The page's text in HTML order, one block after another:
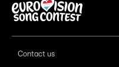
Contact us